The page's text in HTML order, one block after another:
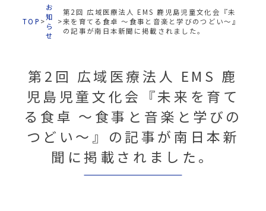
TOP >
お
知
ら
せ
>
第2回 広域医療法人 EMS 鹿児島児童文化会『未
来を育てる食卓 〜食事と音楽と学びのつどい〜』
の記事が南日本新聞に掲載されました。
第2回 広域医療法人 EMS 鹿
児島児童文化会『未来を育て
る食卓 〜食事と音楽と学びの
つどい〜』の記事が南日本新
聞に掲載されました。